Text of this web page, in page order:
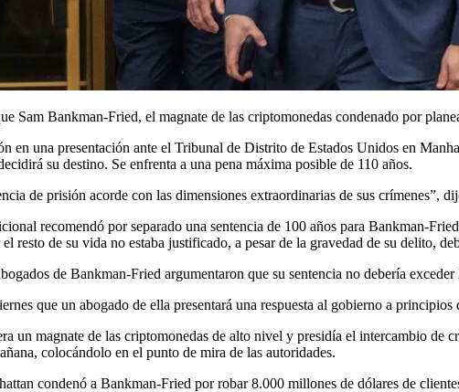
Sam Bankman-Fried, el magnate de las criptomonedas condenado por
en una presentación ante el Tribunal de Distrito de Estados Unidos en
su destino. Se enfrenta a una pena máxima posible de 110 años.
de prisión acorde con las dimensiones extraordinarias de sus crímenes”,
recomendó por separado una sentencia de 100 años para Bankman-
resto de su vida no estaba justificado, a pesar de la gravedad de su delito,
de Bankman-Fried argumentaron que su sentencia no debería
que un abogado de ella presentará una respuesta al gobierno a principios
un magnate de las criptomonedas de alto nivel y presidía el intercambio
colocándolo en el punto de mira de las autoridades.
condenó a Bankman-Fried por robar 8.000 millones de dólares de